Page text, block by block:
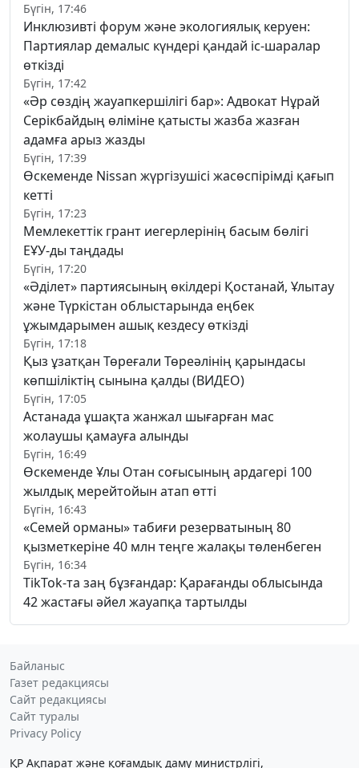
Бүгін, 17:46
Инклюзивті форум және экологиялық керуен:
Партиялар демалыс күндері қандай іс-шаралар
өткізді
Бүгін, 17:42
«Әр сөздің жауапкершілігі бар»: Адвокат Нұрай
Серікбайдың өліміне қатысты жазба жазған
адамға арыз жазды
Бүгін, 17:39
Өскеменде Nissan жүргізушісі жасөспірімді қағып
кетті
Бүгін, 17:23
Мемлекеттік грант иегерлерінің басым бөлігі
ЕҰУ-ды таңдады
Бүгін, 17:20
«Әділет» партиясының өкілдері Қостанай, Ұлытау
және Түркістан облыстарында еңбек
ұжымдарымен ашық кездесу өткізді
Бүгін, 17:18
Қыз ұзатқан Төреғали Төреәлінің қарындасы
көпшіліктің сынына қалды (ВИДЕО)
Бүгін, 17:05
Астанада ұшақта жанжал шығарған мас
жолаушы қамауға алынды
Бүгін, 16:49
Өскеменде Ұлы Отан соғысының ардагері 100
жылдық мерейтойын атап өтті
Бүгін, 16:43
«Семей орманы» табиғи резерватының 80
қызметкеріне 40 млн теңге жалақы төленбеген
Бүгін, 16:34
TikTok-та заң бұзғандар: Қарағанды облысында
42 жастағы әйел жауапқа тартылды
Байланыс
Газет редакциясы
Сайт редакциясы
Сайт туралы
Privacy Policy
ҚР Ақпарат және қоғамдық даму министрлігі,